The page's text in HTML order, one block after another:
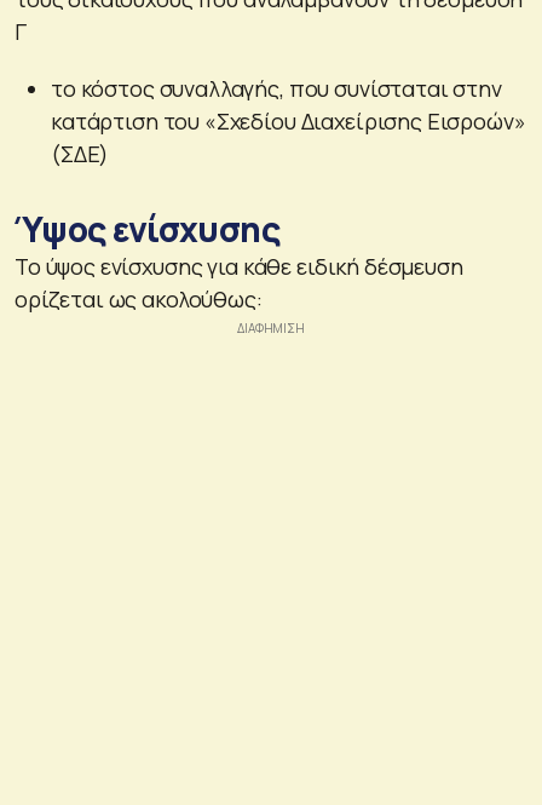
Γ
το κόστος συναλλαγής, που συνίσταται στην
κατάρτιση του «Σχεδίου Διαχείρισης Εισροών»
(ΣΔΕ)
Ύψος ενίσχυσης
Το ύψος ενίσχυσης για κάθε ειδική δέσμευση
ορίζεται ως ακολούθως: